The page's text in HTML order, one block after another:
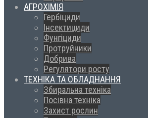
АГРОХІМІЯ
Гербіциди
Інсектициди
Фунгіциди
Протруйники
Добрива
Регулятори росту
ТЕХНІКА ТА ОБЛАДНАННЯ
Збиральна техніка
Посівна техніка
Захист рослин